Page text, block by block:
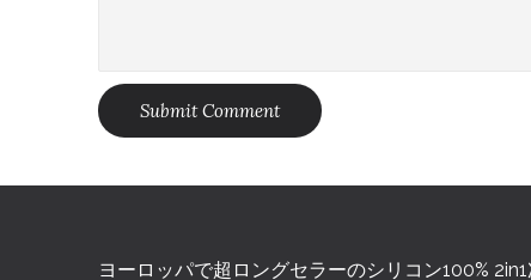
Submit Comment
ヨーロッパで超ロングセラーのシリコン100%